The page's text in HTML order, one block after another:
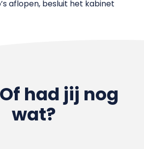
aflopen, besluit het kabinet
had jij nog
wat?